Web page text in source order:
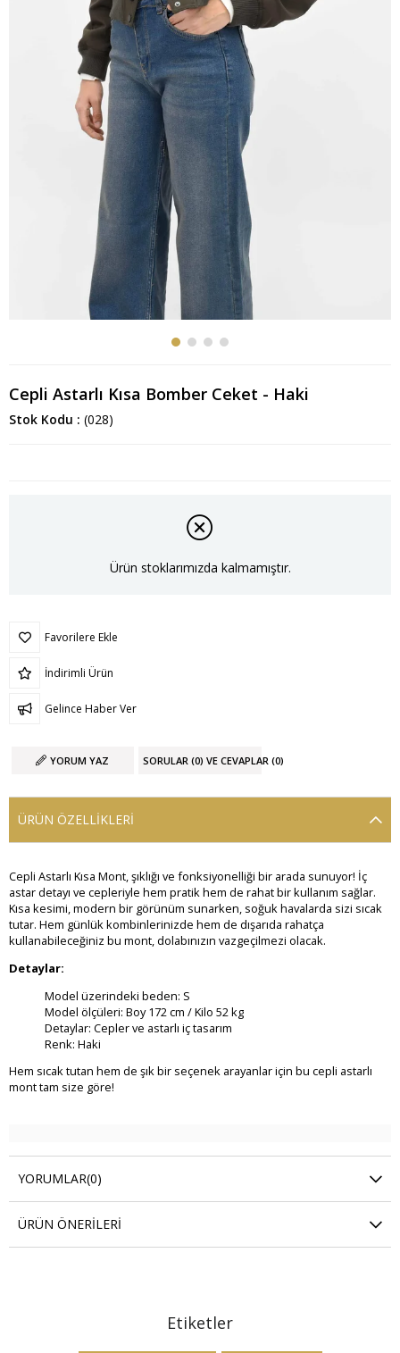
Cepli Astarlı Kısa Bomber Ceket - Haki
Stok Kodu (028)
Ürün stoklarımızda kalmamıştır.
Favorilere Ekle
İndirimli Ürün
Gelince Haber Ver
YORUM YAZ SORULAR (0) VE CEVAPLAR (0)
ÜRÜN ÖZELLIKLERI
Cepli Astarlı Kısa Mont, şıklığı ve fonksiyonelliği bir arada sunuyor! İç
astar detayı ve cepleriyle hem pratik hem de rahat bir kullanım sağlar.
Kısa kesimi, modern bir görünüm sunarken, soğuk havalarda sizi sıcak
tutar. Hem günlük kombinlerinizde hem de dışarıda rahatça
kullanabileceğiniz bu mont, dolabınızın vazgeçilmezi olacak.
Detaylar:
Model üzerindeki beden: S
Model ölçüleri: Boy 172 cm / Kilo 52 kg
Detaylar: Cepler ve astarlı iç tasarım
Renk: Haki
Hem sıcak tutan hem de şık bir seçenek arayanlar için bu cepli astarlı
mont tam size göre!
YORUMLAR(0)
ÜRÜN ÖNERILERI
Etiketler